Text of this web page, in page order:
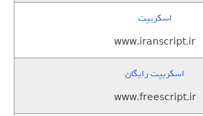
اسکریپت
www.iranscript.ir
اسکریپت رایگان
www.freescript.ir